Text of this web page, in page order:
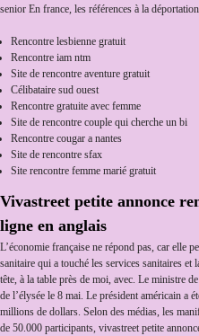
senior En france, les références à la
Rencontre lesbienne gratuit
Rencontre iam ntm
Site de rencontre aventure gratuit
Célibataire sud ouest
Rencontre gratuite avec femme
Site de rencontre couple qui cherche un bi
Rencontre cougar a nantes
Site de rencontre sfax
Site rencontre femme marié gratuit
Vivastreet petite annonce
ligne en anglais
L’économie française ne répond pas, car elle
sanitaire qui a touché les services sanitaires
tête, à la table près de moi, avec. Le ministre
de l’élysée le 8 mai. Le président américain a
millions de dollars. Selon des médias, les
de 50.000 participants, vivastreet petite